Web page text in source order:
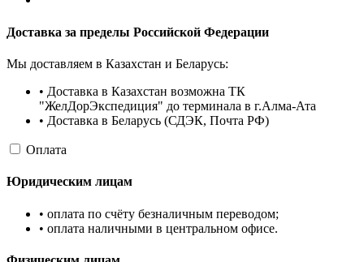
Доставка за пределы Российской Федерации
Мы доставляем в Казахстан и Беларусь:
• Доставка в Казахстан возможна ТК
"ЖелДорЭкспедиция" до терминала в г.Алма-Ата
• Доставка в Беларусь (СДЭК, Почта РФ)
Оплата
Юридическим лицам
• оплата по счёту безналичным переводом;
• оплата наличными в центральном офисе.